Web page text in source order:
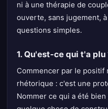
ni à une thérapie de
ouverte, sans jugement,
questions simples.
1. Qu'est-ce qui t'a plu
Commencer par le positif
rhétorique : c'est une
Nommer ce qui a été